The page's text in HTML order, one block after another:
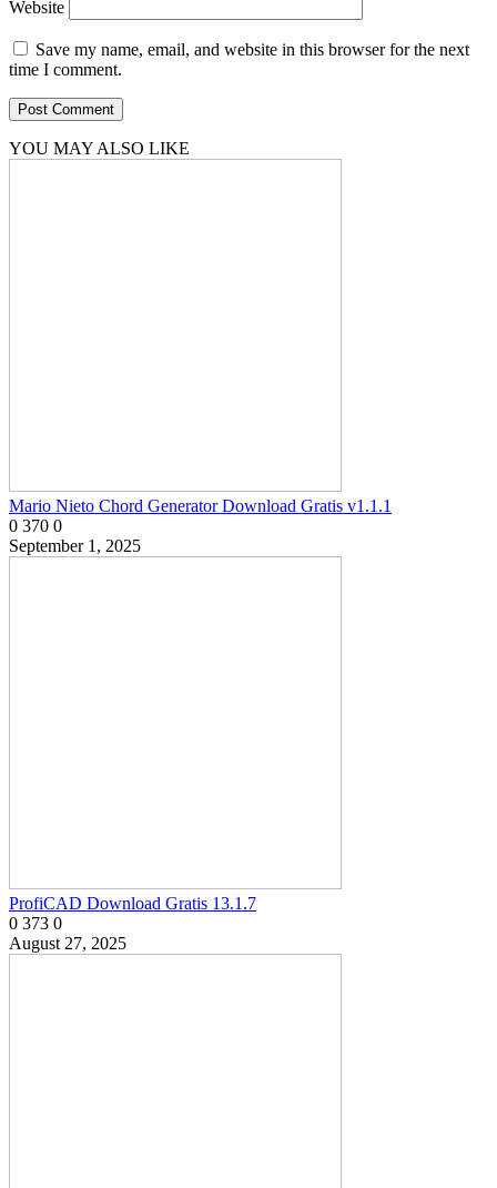
Website
Save my name, email, and website in this browser for the next
time I comment.
YOU MAY ALSO LIKE
Mario Nieto Chord Generator Download Gratis v1.1.1
0 370 0
September 1, 2025
ProfiCAD Download Gratis 13.1.7
0 373 0
August 27, 2025